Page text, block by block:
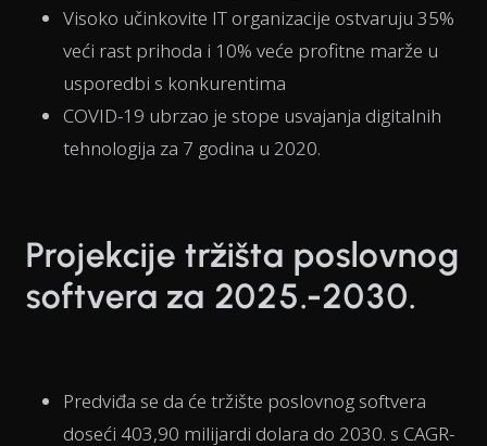
Visoko učinkovite IT organizacije ostvaruju 35%
veći rast prihoda i 10% veće profitne marže u
usporedbi s konkurentima
COVID-19 ubrzao je stope usvajanja digitalnih
tehnologija za 7 godina u 2020.
Projekcije tržišta poslovnog
softvera za 2025.-2030.
Predviđa se da će tržište poslovnog softvera
doseći 403,90 milijardi dolara do 2030. s CAGR-